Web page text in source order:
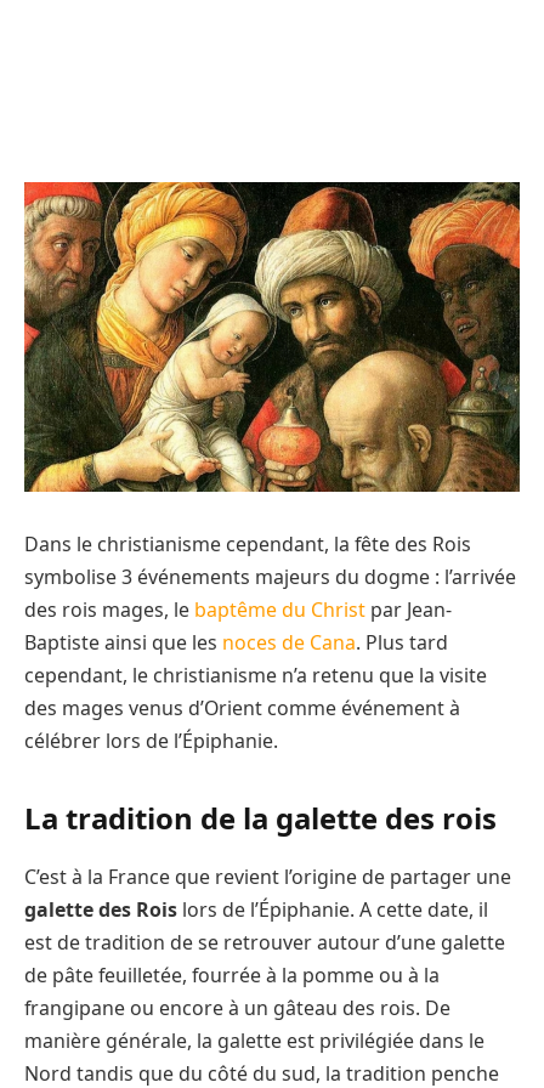
Dans le christianisme cependant, la fête des Rois
symbolise 3 événements majeurs du dogme : l’arrivée
des rois mages, le baptême du Christ par Jean-
Baptiste ainsi que les noces de Cana. Plus tard
cependant, le christianisme n’a retenu que la visite
des mages venus d’Orient comme événement à
célébrer lors de l’Épiphanie.
La tradition de la galette des rois
C’est à la France que revient l’origine de partager une
galette des Rois lors de l’Épiphanie. A cette date, il
est de tradition de se retrouver autour d’une galette
de pâte feuilletée, fourrée à la pomme ou à la
frangipane ou encore à un gâteau des rois. De
manière générale, la galette est privilégiée dans le
Nord tandis que du côté du sud, la tradition penche